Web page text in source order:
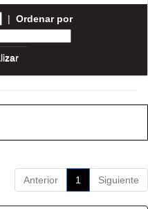
| Ordenar por
Anterior 1 Siguiente